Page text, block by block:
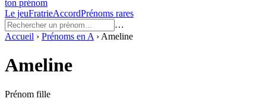
ton prénom
Le jeuFratrieAccordPrénoms rares
…
Accueil › Prénoms en A › Ameline
Ameline
Prénom fille